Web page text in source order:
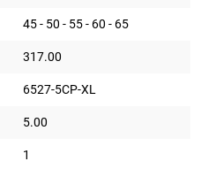
45 - 50 - 55 - 60 - 65
317.00
6527-5CP-XL
5.00
1